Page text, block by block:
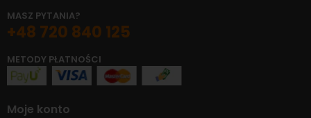
MASZ PYTANIA?
+48 720 840 125
METODY PŁATNOŚCI
Moje konto